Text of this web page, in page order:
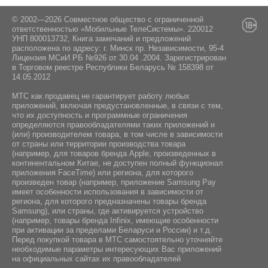
Операционная система:
Android 15
Комплектация:
Инструкция / Дата кабель / Чехол / Адаптер
питания
NFC:
Да
Навигация:
GPS / ГЛОНАСС / BeiDou / Galileo
Гироскоп:
Да
Минский район, Боровлянский сельсовет, дом
103/3-7, пом. 7-50, район д.Дроздово
© 2002—2026 Совместное общество с ограниченной
ответственностью «Мобильные ТелеСистемы». 220012
УНП 800013732, Книга замечаний и предложений
расположена по адресу: г. Минск пр. Независимости, 95-4
Лицензия МСиИ РБ №926 от 30.04 .2004. Зарегистрирован
в Торговом реестре Республики Беларусь № 158398 от
14.05.2012
МТС как продавец не гарантирует работу любых
приложений, включая предустановленные, в связи с тем,
что их доступность и программные ограничения
определяются правообладателями таких приложений и
(или) производителем товара, в том числе в зависимости
от страны или территории производства товара
(например, для товаров бренда Apple, произведенных в
континентальном Китае, не доступен полный функционал
приложения FaceTime) или региона, для которого
произведен товар (например, приложение Samsung Pay
имеет особенности использования в зависимости от
региона, для которого предназначены товары бренда
Samsung), или страны, где активируется устройство
(например, товары бренда Infiniх, имеющие особенности
при активации за пределами Беларуси и России) и т.д.
Перед покупкой товара в МТС самостоятельно уточняйте
необходимые параметры интересующих Вас приложений
на официальных сайтах их правообладателей